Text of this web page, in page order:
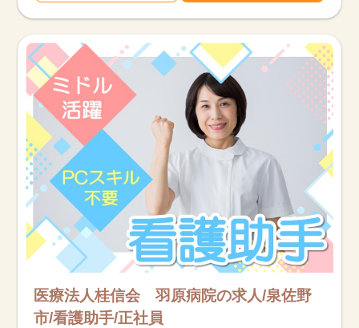
医療法人桂信会 羽原病院の求人/泉佐野
市/看護助手/正社員